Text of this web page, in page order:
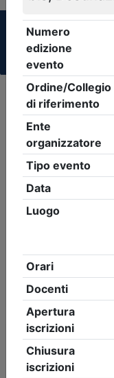
Clicca qui -
Criteri di ricerca
- Tipo Ordine/
Brescia- Eventi
Nessun
Esito della